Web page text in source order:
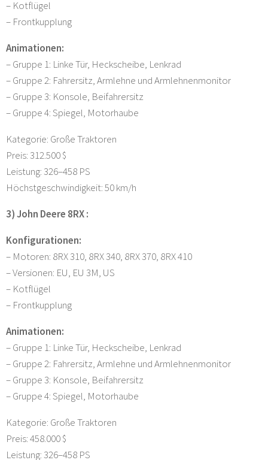
– Kotflügel
– Frontkupplung
Animationen:
– Gruppe 1: Linke Tür, Heckscheibe, Lenkrad
– Gruppe 2: Fahrersitz, Armlehne und Armlehnenmonitor
– Gruppe 3: Konsole, Beifahrersitz
– Gruppe 4: Spiegel, Motorhaube
Kategorie: Große Traktoren
Preis: 312.500 $
Leistung: 326–458 PS
Höchstgeschwindigkeit: 50 km/h
3) John Deere 8RX :
Konfigurationen:
– Motoren: 8RX 310, 8RX 340, 8RX 370, 8RX 410
– Versionen: EU, EU 3M, US
– Kotflügel
– Frontkupplung
Animationen:
– Gruppe 1: Linke Tür, Heckscheibe, Lenkrad
– Gruppe 2: Fahrersitz, Armlehne und Armlehnenmonitor
– Gruppe 3: Konsole, Beifahrersitz
– Gruppe 4: Spiegel, Motorhaube
Kategorie: Große Traktoren
Preis: 458.000 $
Leistung: 326–458 PS